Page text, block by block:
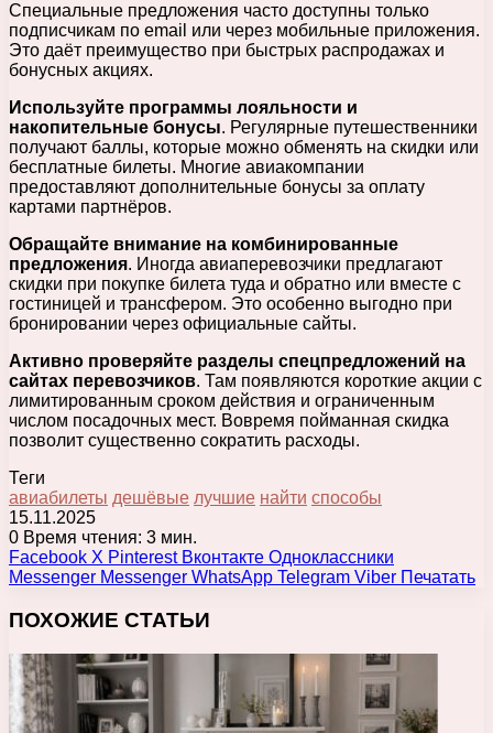
Специальные предложения часто доступны только
подписчикам по email или через мобильные приложения.
Это даёт преимущество при быстрых распродажах и
бонусных акциях.
Используйте программы лояльности и
накопительные бонусы. Регулярные путешественники
получают баллы, которые можно обменять на скидки или
бесплатные билеты. Многие авиакомпании
предоставляют дополнительные бонусы за оплату
картами партнёров.
Обращайте внимание на комбинированные
предложения. Иногда авиаперевозчики предлагают
скидки при покупке билета туда и обратно или вместе с
гостиницей и трансфером. Это особенно выгодно при
бронировании через официальные сайты.
Активно проверяйте разделы спецпредложений на
сайтах перевозчиков. Там появляются короткие акции с
лимитированным сроком действия и ограниченным
числом посадочных мест. Вовремя пойманная скидка
позволит существенно сократить расходы.
Теги
авиабилеты дешёвые лучшие найти способы
15.11.2025
0 Время чтения: 3 мин.
Facebook X Pinterest Вконтакте Одноклассники
Messenger Messenger WhatsApp Telegram Viber Печатать
ПОХОЖИЕ СТАТЬИ